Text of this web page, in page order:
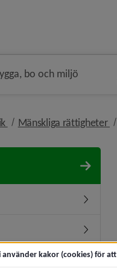
bo och miljö
nivå i
Mänskliga rättigheter
använder kakor (cookies) för